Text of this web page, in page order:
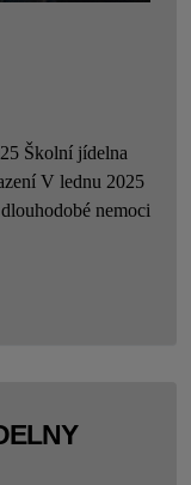
Školní jídelna
V lednu 2025
nemoci